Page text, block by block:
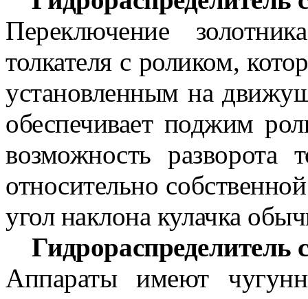
Переключение
толкателя с роликом,
установленным на
обеспечивает поджим
возможность разворота
относительно
угол наклона кулачка
Гидрораспределитель
Аппараты имеют